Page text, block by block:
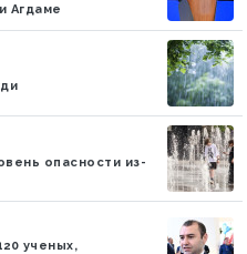
Агдаме
опасности из-
ученых,